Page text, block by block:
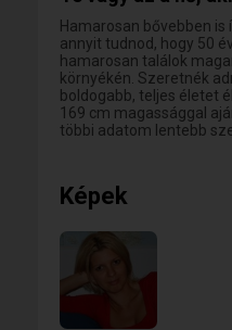
Hamarosan bővebben is
annyit tudnod, hogy 50
hamarosan találok
környékén. Szeretnék
boldogabb, teljes életet
169 cm magassággal
többi adatom lentebb
Képek